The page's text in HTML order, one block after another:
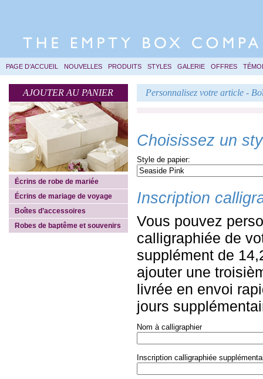
PAGE D’ACCUEIL NOUVELLES PRODUITS STYLES GALERIE OFFRES
AJOUTER AU PANIER
Écrins de robe de mariée
Écrins de mariage de voyage
Boîtes d’accessoires
Robes de baptême et souvenirs
Personnalisez votre article -
Choisissez un
Style de papier:
Inscription
Vous pouvez
calligraphiée de
supplément de
ajouter une
livrée en envoi
jours
Nom à calligraphier
Inscription calligraphiée